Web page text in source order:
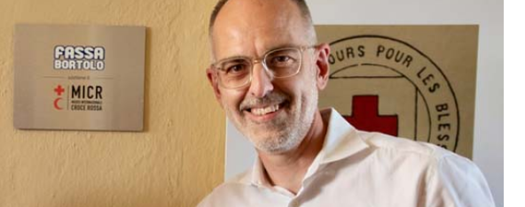
GYPSOTECH®
GypsoLIGNUM TIPO DEFH1IR
in cartongesso